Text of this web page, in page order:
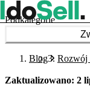
Podkategorie
Blog Rozwój
Zaktualizowano: 2